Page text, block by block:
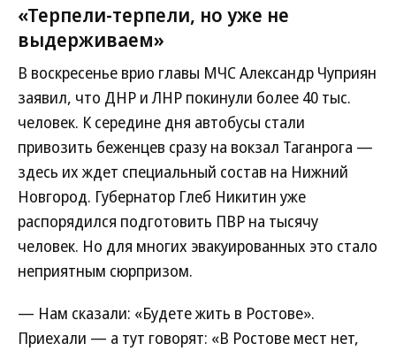
«Терпели-терпели, но уже не
выдерживаем»
В воскресенье врио главы МЧС Александр Чуприян
заявил, что ДНР и ЛНР покинули более 40 тыс.
человек. К середине дня автобусы стали
привозить беженцев сразу на вокзал Таганрога —
здесь их ждет специальный состав на Нижний
Новгород. Губернатор Глеб Никитин уже
распорядился подготовить ПВР на тысячу
человек. Но для многих эвакуированных это стало
неприятным сюрпризом.
— Нам сказали: «Будете жить в Ростове».
Приехали — а тут говорят: «В Ростове мест нет,